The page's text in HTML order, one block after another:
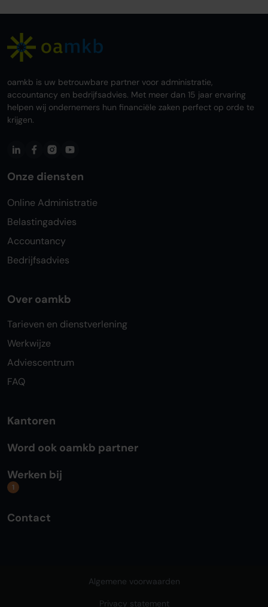
oamkb is uw betrouwbare partner voor administratie,
accountancy en bedrijfsadvies. Met meer dan 15 jaar ervaring
helpen wij ondernemers hun financiële zaken perfect op orde te
krijgen.
Onze diensten
Online Administratie
Belastingadvies
Accountancy
Bedrijfsadvies
Over oamkb
Tarieven en dienstverlening
Werkwijze
Adviescentrum
FAQ
Kantoren
Word ook oamkb partner
Werken bij
1
Contact
Algemene voorwaarden
Privacy statement